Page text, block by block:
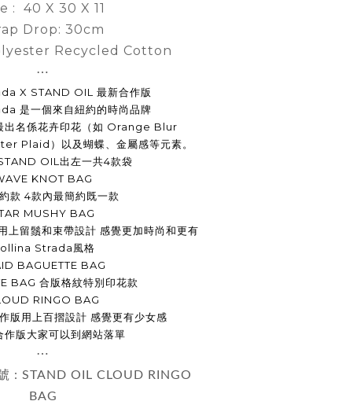
: 40 X 30 X 11
Drop: 30cm
Recycled Cotton
⋯
X STAND OIL 最新合作版
是一個來自紐約的時尚品牌
名係花卉印花（如 Orange Blur
Plaid）以及蝴蝶、金屬感等元素。
OIL出左一共4款袋
KNOT BAG
款 4款內最簡約既一款
MUSHY BAG
上留鬚和束帶設計 感覺更加時尚和更有
Strada風格
BAGUETTE BAG
BAG 合版格紋特別印花款
RINGO BAG
版用上百摺設計 感覺更有少女感
作版大家可以到網站落單
⋯
: STAND OIL CLOUD RINGO
BAG